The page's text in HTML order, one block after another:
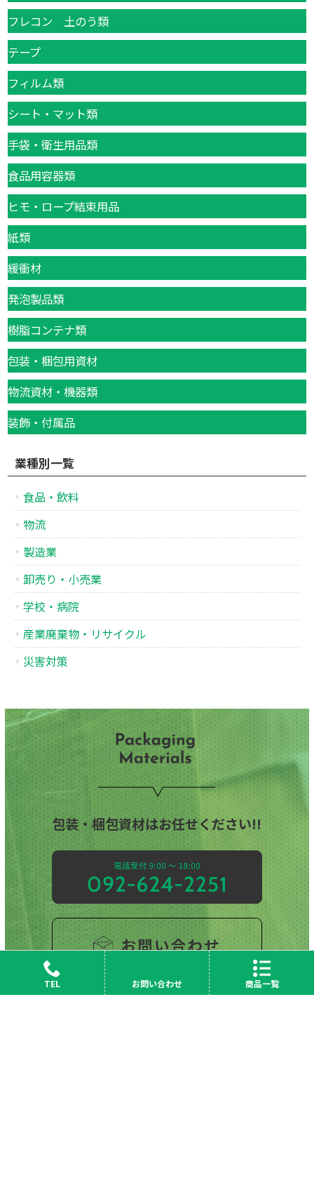
フレコン 土のう類
テープ
フィルム類
シート・マット類
手袋・衛生用品類
食品用容器類
ヒモ・ロープ結束用品
紙類
緩衝材
発泡製品類
樹脂コンテナ類
包装・梱包用資材
物流資材・機器類
装飾・付属品
業種別一覧
食品・飲料
物流
製造業
卸売り・小売業
学校・病院
産業廃棄物・リサイクル
災害対策
包装・梱包資材はお任せください!!
TEL お問い合わせ 商品一覧